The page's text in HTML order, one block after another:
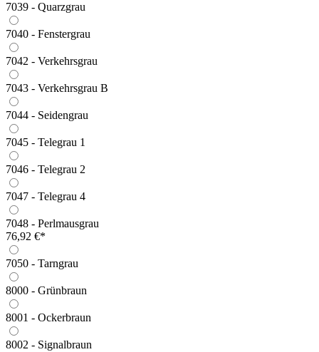
7039 - Quarzgrau
7040 - Fenstergrau
7042 - Verkehrsgrau
7043 - Verkehrsgrau B
7044 - Seidengrau
7045 - Telegrau 1
7046 - Telegrau 2
7047 - Telegrau 4
7048 - Perlmausgrau
76,92 €*
7050 - Tarngrau
8000 - Grünbraun
8001 - Ockerbraun
8002 - Signalbraun